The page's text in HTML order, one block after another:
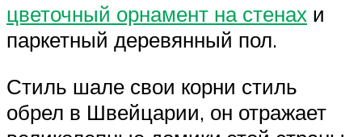
цветочный орнамент на стенах и
паркетный деревянный пол.
Стиль шале свои корни стиль
обрел в Швейцарии, он отражает